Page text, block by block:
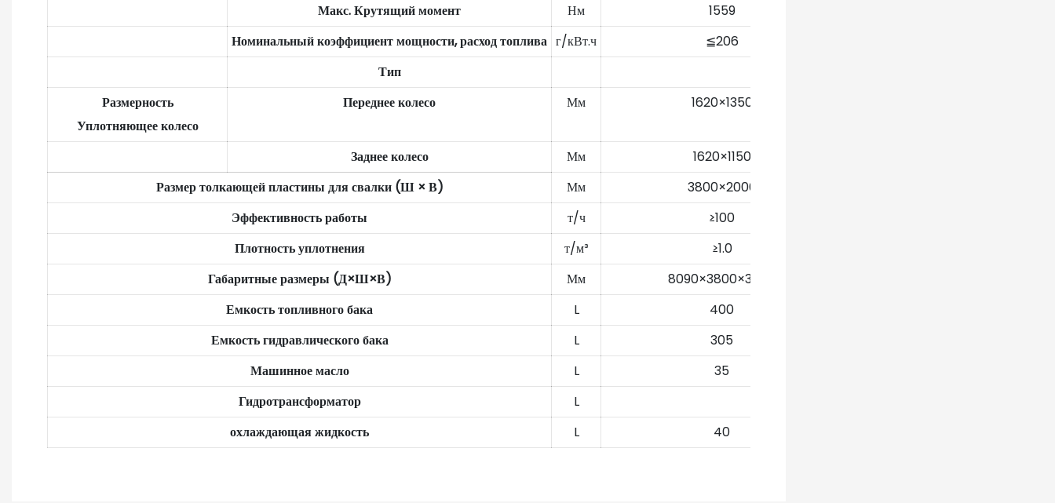
Макс. Крутящий момент
Нм
1559
Номинальный коэффициент мощности, расход топлива г/кВт.ч
≦206
Тип
Размерность
Уплотняющее колесо
Переднее колесо Мм 1620×1350
Заднее колесо Мм
1620×1150
Размер толкающей пластины для свалки (Ш × В)
Мм
3800×2000
Эффективность работы
т/ч
≥100
Плотность уплотнения
т/м³
≥1.0
Габаритные размеры (Д×Ш×В)
Мм
8090×3800×3755
Емкость топливного бака
L
400
Емкость гидравлического бака
L
305
Машинное масло
L
35
Гидротрансформатор
L
охлаждающая жидкость
L 40